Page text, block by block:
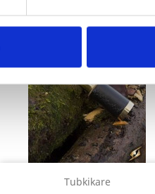
Tubkikare
Snabbvy